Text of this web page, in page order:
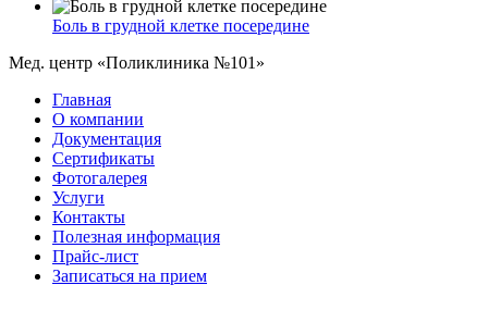
Боль в грудной клетке посередине
Мед. центр «Поликлиника №101»
Главная
О компании
Документация
Сертификаты
Фотогалерея
Услуги
Контакты
Полезная информация
Прайс-лист
Записаться на прием